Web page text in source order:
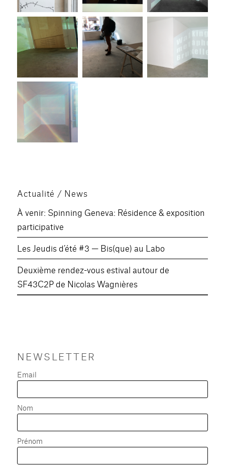
Actualité / News
À venir: Spinning Geneva: Résidence & exposition
participative
Les Jeudis d’été #3 — Bis(que) au Labo
Deuxième rendez-vous estival autour de
SF43C2P de Nicolas Wagnières
NEWSLETTER
Email
Nom
Prénom